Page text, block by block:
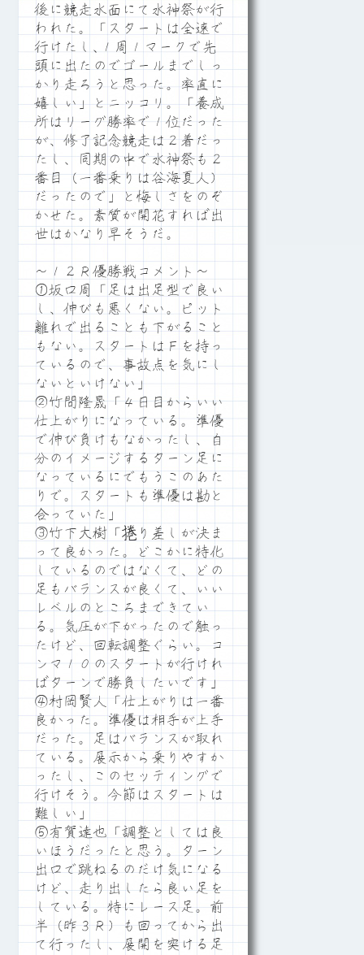
後に競走水面にて水神祭が行
われた。「スタートは全速で
行けたし､１周１マークで先
頭に出たのでゴールまでしっ
かり走ろうと思った。率直に
嬉しい」とニッコリ。「養成
所はリーグ勝率で１位だった
が、修了記念競走は２着だっ
たし、同期の中で水神祭も２
番目（一番乗りは谷海夏人）
だったので」と悔しさをのぞ
かせた。素質が開花すれば出
世はかなり早そうだ。
～１２Ｒ優勝戦コメント～
①坂口周「足は出足型で良い
し、伸びも悪くない。ピット
離れで出ることも下がること
もない。スタートはＦを持っ
ているので、事故点を気にし
ないといけない」
②竹間隆晟「４日目からいい
仕上がりになっている。準優
で伸び負けもなかったし、自
分のイメージするターン足に
なっているにでもうこのあた
りで。スタートも準優は勘と
合っていた」
③竹下大樹「捲り差しが決ま
って良かった。どこかに特化
しているのではなくて、どの
足もバランスが良くて、いい
レベルのところまできてい
る。気圧が下がったので触っ
たけど、回転調整ぐらい。コ
ンマ１０のスタートが行けれ
ばターンで勝負したいです」
④村岡賢人「仕上がりは一番
良かった。準優は相手が上手
だった。足はバランスが取れ
ている。展示から乗りやすか
ったし、このセッティングで
行けそう。今節はスタートは
難しい」
⑤有賀達也「調整としては良
いほうだったと思う。ターン
出口で跳ねるのだけ気になる
けど、走り出したら良い足を
している。特にレース足。前
半（昨３Ｒ）も回ってから出
て行ったし、展開を突ける足